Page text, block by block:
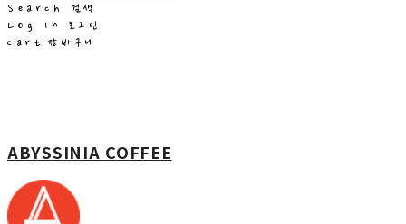
Search
검색
Log In
로그인
Cart 장바구니
ABYSSINIA COFFEE